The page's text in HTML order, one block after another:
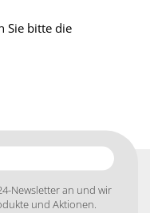
Sie bitte die
Newsletter an und wir
und Aktionen.